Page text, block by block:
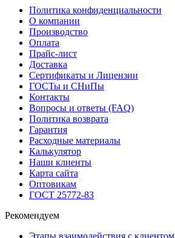
Политика конфиденциальности
О компании
Производство
Оплата
Прайс-лист
Доставка
Сертификаты и Лицензии
ГОСТы и СНиПы
Контакты
Вопросы и ответы (FAQ)
Политика возврата
Гарантия
Расходные материалы
Калькулятор
Наши клиенты
Карта сайта
Оптовикам
ГОСТ 25772-83
Рекомендуем
Этапы взаимодействия с клиентом